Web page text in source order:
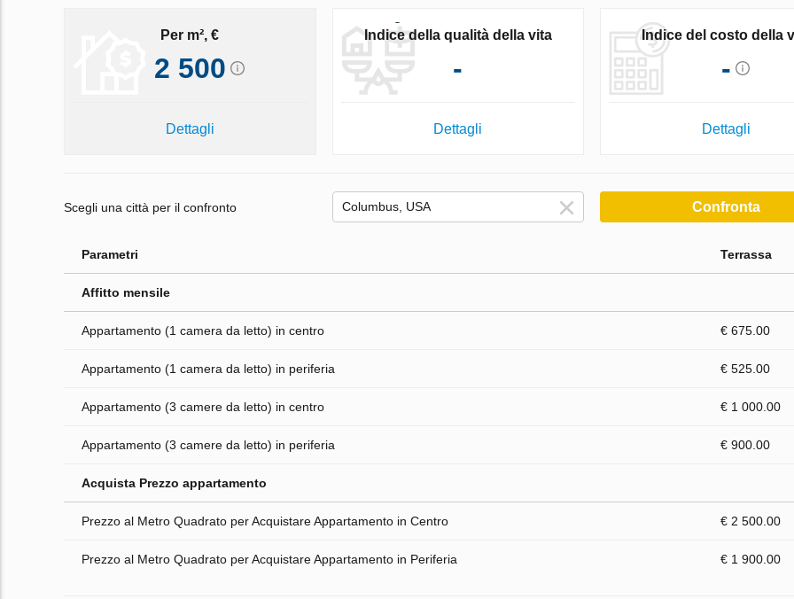
Per m², €
2 500
Dettagli
Indice della qualità della vita
-
Dettagli
Indice del costo della
-
Dettagli
Scegli una città per il confronto Confronta
Parametri Terrassa
Affitto mensile
Appartamento (1 camera da letto) in centro € 675.00
Appartamento (1 camera da letto) in periferia € 525.00
Appartamento (3 camere da letto) in centro € 1 000.00
Appartamento (3 camere da letto) in periferia € 900.00
Acquista Prezzo appartamento
Prezzo al Metro Quadrato per Acquistare Appartamento in Centro € 2 500.00
Prezzo al Metro Quadrato per Acquistare Appartamento in Periferia € 1 900.00